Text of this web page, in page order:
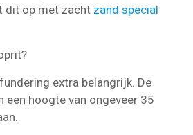
dit op met zacht zand special
extra belangrijk. De
een hoogte van ongeveer 35